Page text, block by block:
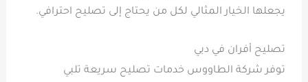
يجعلها الخيار المثالي لكل من يحتاج إلى تصليح احترافي.
تصليح أفران في دبي
توفر شركة الطاووس خدمات تصليح سريعة تلبي